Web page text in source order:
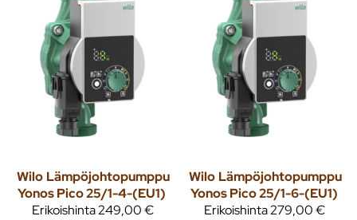
Wilo Lämpöjohtopumppu
Yonos Pico 25/1-4-(EU1)
Erikoishinta249,00 €
Wilo Lämpöjohtopumppu
Yonos Pico 25/1-6-(EU1)
Erikoishinta279,00 €